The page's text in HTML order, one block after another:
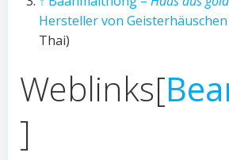
Hersteller von Geisterhäuschen
Thai)
Weblinks[
]